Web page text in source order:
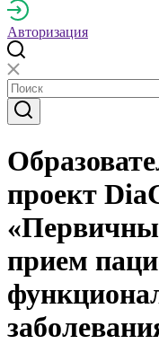
Авторизация
проект
прием